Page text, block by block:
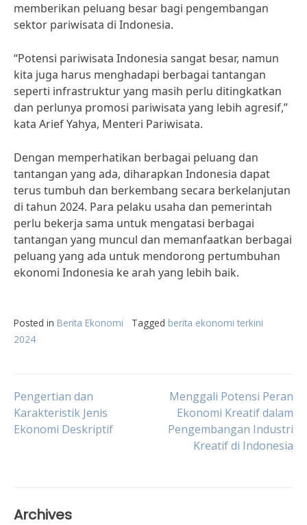
memberikan peluang besar bagi pengembangan
sektor pariwisata di Indonesia.
“Potensi pariwisata Indonesia sangat besar, namun
kita juga harus menghadapi berbagai tantangan
seperti infrastruktur yang masih perlu ditingkatkan
dan perlunya promosi pariwisata yang lebih agresif,”
kata Arief Yahya, Menteri Pariwisata.
Dengan memperhatikan berbagai peluang dan
tantangan yang ada, diharapkan Indonesia dapat
terus tumbuh dan berkembang secara berkelanjutan
di tahun 2024. Para pelaku usaha dan pemerintah
perlu bekerja sama untuk mengatasi berbagai
tantangan yang muncul dan memanfaatkan berbagai
peluang yang ada untuk mendorong pertumbuhan
ekonomi Indonesia ke arah yang lebih baik.
Posted in Berita Ekonomi Tagged berita ekonomi terkini
2024
Post
navigation
Pengertian dan
Karakteristik Jenis
Ekonomi Deskriptif
Menggali Potensi Peran
Ekonomi Kreatif dalam
Pengembangan Industri
Kreatif di Indonesia
Archives